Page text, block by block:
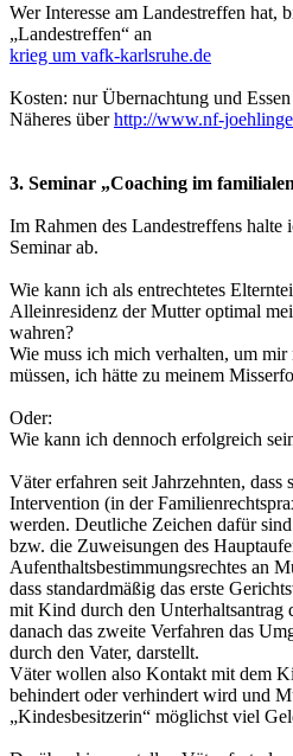
Wer Interesse am Landestreffen hat,
„Landestreffen“ an
krieg um vafk-karlsruhe.de
Kosten: nur Übernachtung und Essen
Näheres überhttp://www.nf-
3. Seminar „Coaching im
Im Rahmen des Landestreffens halte
Seminar ab.
Wie kann ich als entrechtetes
Alleinresidenz der Mutter optimal
wahren?
Wie muss ich mich verhalten, um
müssen, ich hätte zu meinem
Oder:
Wie kann ich dennoch erfolgreich
Väter erfahren seit Jahrzehnten, dass
Intervention (in der
werden. Deutliche Zeichen dafür
bzw. die Zuweisungen des
Aufenthaltsbestimmungsrechtes an
dass standardmäßig das erste
mit Kind durch den Unterhaltsantrag
danach das zweite Verfahren das
durch den Vater, darstellt.
Väter wollen also Kontakt mit dem
behindert oder verhindert wird und
„Kindesbesitzerin“ möglichst viel